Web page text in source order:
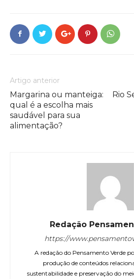
Artigo anterior
Margarina ou manteiga:
qual é a escolha mais
saudável para sua
alimentação?
Rio
Redação
https://
A redação do Pensamento Verde
produção de conteúdos
sustentabilidade e preservação do